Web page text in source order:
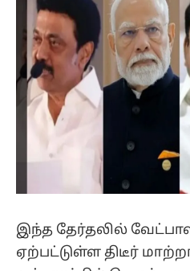
இந்த தேர்தலில்
ஏற்பட்டுள்ள திடீர்